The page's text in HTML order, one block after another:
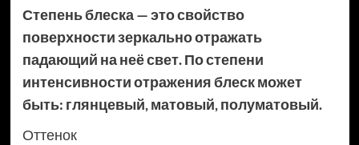
Степень блеска — это свойство
поверхности зеркально отражать
падающий на неё свет. По степени
интенсивности отражения блеск может
быть: глянцевый, матовый, полуматовый.
Оттенок